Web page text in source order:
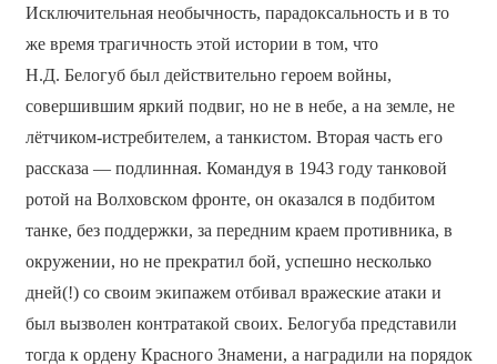
Исключительная необычность, парадоксальность и в то
же время трагичность этой истории в том, что
Н.Д. Белогуб был действительно героем войны,
совершившим яркий подвиг, но не в небе, а на земле, не
лётчиком-истребителем, а танкистом. Вторая часть его
рассказа — подлинная. Командуя в 1943 году танковой
ротой на Волховском фронте, он оказался в подбитом
танке, без поддержки, за передним краем противника, в
окружении, но не прекратил бой, успешно несколько
дней(!) со своим экипажем отбивал вражеские атаки и
был вызволен контратакой своих. Белогуба представили
тогда к ордену Красного Знамени, а наградили на порядок